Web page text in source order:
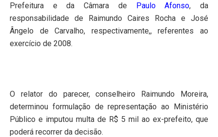
Prefeitura e da Câmara de Paulo Afonso, da
responsabilidade de Raimundo Caires Rocha e José
Ângelo de Carvalho, respectivamente,, referentes ao
exercício de 2008.
O relator do parecer, conselheiro Raimundo Moreira,
determinou formulação de representação ao Ministério
Público e imputou multa de R$ 5 mil ao ex-prefeito, que
poderá recorrer da decisão.